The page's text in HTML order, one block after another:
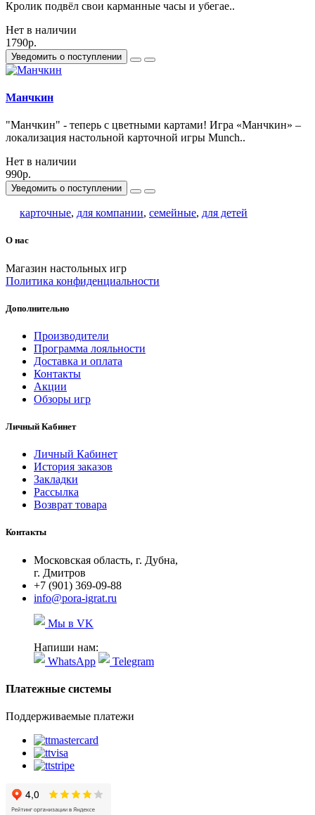
Кролик подвёл свои карманные часы и убегае..
Нет в наличии
1790р.
Уведомить о поступлении
Манчкин
"Манчкин" - теперь с цветными картами! Игра «Манчкин» –
локализация настольной карточной игры Munch..
Нет в наличии
990р.
Уведомить о поступлении
карточные, для компании, семейные, для детей
О нас
Магазин настольных игр
Политика конфиденциальности
Дополнительно
Производители
Программа лояльности
Доставка и оплата
Контакты
Акции
Обзоры игр
Личный Кабинет
Личный Кабинет
История заказов
Закладки
Рассылка
Возврат товара
Контакты
Московская область, г. Дубна,
г. Дмитров
+7 (901) 369-09-88
info@pora-igrat.ru
Мы в VK
Напиши нам:
WhatsApp
Telegram
Платежные системы
Поддерживаемые платежи